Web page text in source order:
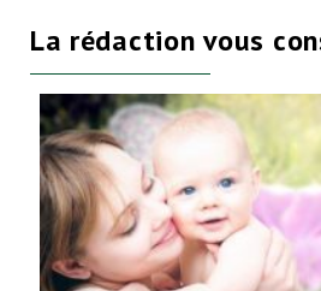
La rédaction vous